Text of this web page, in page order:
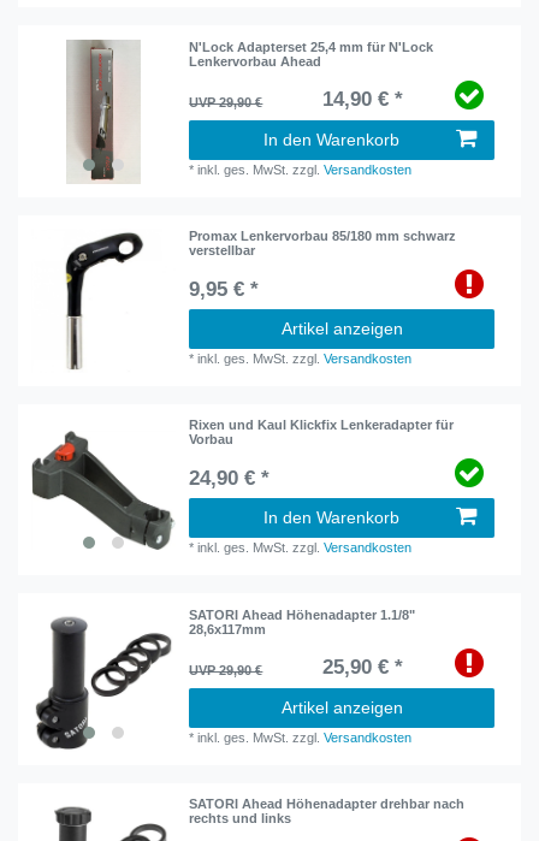
N'Lock Adapterset 25,4 mm für N'Lock
Lenkervorbau Ahead
UVP 29,90 € 14,90 € *
In den Warenkorb
*inkl. ges. MwSt. zzgl.Versandkosten
Promax Lenkervorbau 85/180 mm schwarz
verstellbar
9,95 € *
Artikel anzeigen
*inkl. ges. MwSt. zzgl.Versandkosten
Rixen und Kaul Klickfix Lenkeradapter für
Vorbau
24,90 € *
In den Warenkorb
*inkl. ges. MwSt. zzgl.Versandkosten
SATORI Ahead Höhenadapter 1.1/8"
28,6x117mm
UVP 29,90 € 25,90 € *
Artikel anzeigen
*inkl. ges. MwSt. zzgl.Versandkosten
SATORI Ahead Höhenadapter drehbar nach
rechts und links